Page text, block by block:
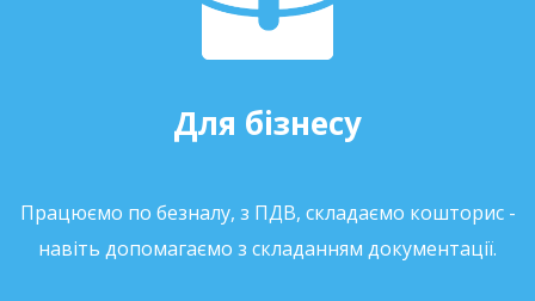
Для бізнесу
Працюємо по безналу, з ПДВ, складаємо кошторис -
навіть допомагаємо з складанням документації.